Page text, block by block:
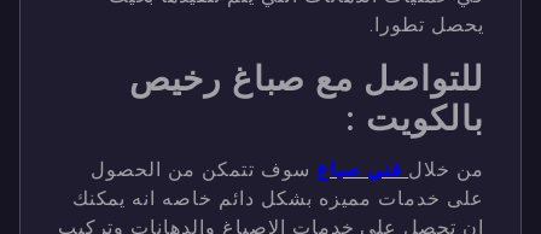
يحصل تطورا.
للتواصل مع صباغ رخيص
بالكويت :
من خلال فني صباغ سوف تتمكن من الحصول
على خدمات مميزه بشكل دائم خاصه انه يمكنك
ان تحصل على خدمات الاصباغ والدهانات وتركيب